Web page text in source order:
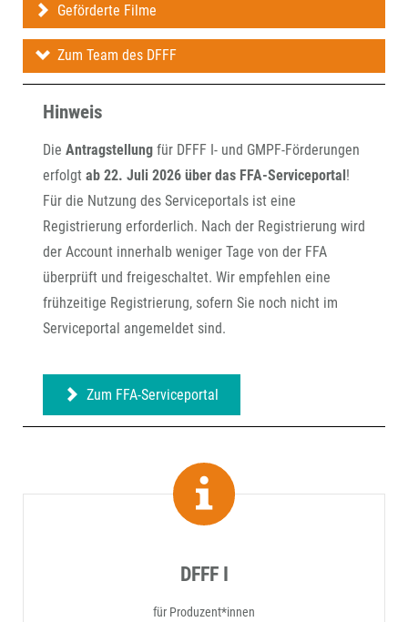
Geförderte Filme
Zum Team des DFFF
Hinweis
Die Antragstellung für DFFF I- und GMPF-Förderungen
erfolgt ab 22. Juli 2026 über das FFA-Serviceportal !
Für die Nutzung des Serviceportals ist eine
Registrierung erforderlich. Nach der Registrierung wird
der Account innerhalb weniger Tage von der FFA
überprüft und freigeschaltet. Wir empfehlen eine
frühzeitige Registrierung, sofern Sie noch nicht im
Serviceportal angemeldet sind.
Zum FFA-Serviceportal
DFFF I
für Produzent*innen